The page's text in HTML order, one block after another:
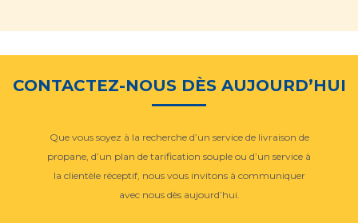
CONTACTEZ-NOUS DÈS AUJOURD’HUI
Que vous soyez à la recherche d’un service de livraison de
propane, d’un plan de tarification souple ou d’un service à
la clientèle réceptif, nous vous invitons à communiquer
avec nous dès aujourd’hui.